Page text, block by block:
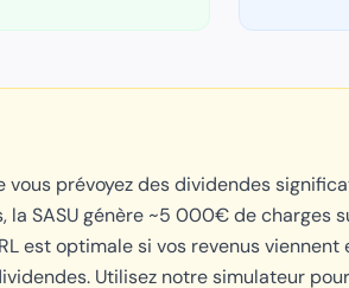
vous prévoyez des dividendes
SASU génère ~5 000€ de charges
est optimale si vos revenus
Utilisez notre simulateur